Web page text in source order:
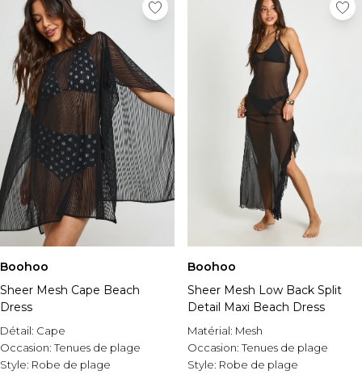
Boohoo
Sheer Mesh Cape Beach
Dress
Détail: Cape
Occasion:Tenues de plage
Style: Robe de plage
Boohoo
Sheer Mesh Low Back Split
Detail Maxi Beach Dress
Matérial: Mesh
Occasion:Tenues de plage
Style: Robe de plage